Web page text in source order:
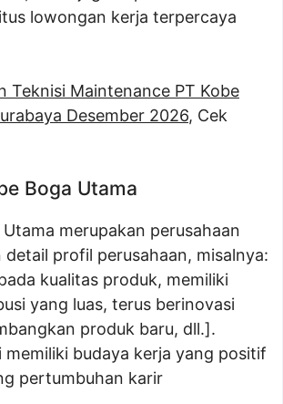
lowongan kerja terpercaya
Teknisi Maintenance PT Kobe
Desember 2026, Cek
Boga Utama
merupakan perusahaan
profil perusahaan, misalnya:
kualitas produk, memiliki
yang luas, terus berinovasi
produk baru, dll.].
memiliki budaya kerja yang positif
pertumbuhan karir